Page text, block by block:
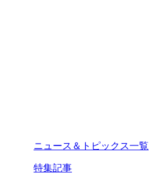
ニュース＆トピックス一覧
特集記事